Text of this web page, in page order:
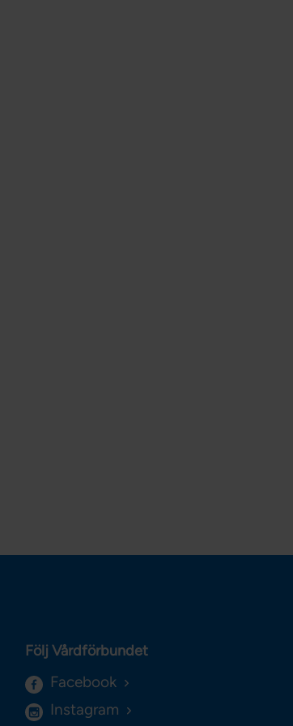
Följ Vårdförbundet
Facebook
Instagram